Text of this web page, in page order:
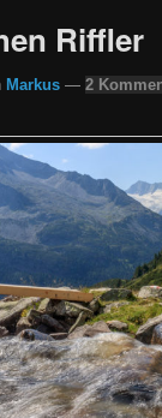
Riffler
Markus — 2